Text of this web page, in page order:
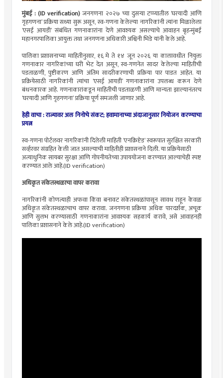
मुंबई : (ID verification)जनगणना २०२७ च्या दुसऱ्या टप्प्यातील ‘घरयादी आणि
गृहगणना’ प्रक्रिया सध्या सुरू असून, स्व-गणना केलेल्या नागरिकांनी त्यांना मिळालेला
‘एसई आयडी’ संबंधित गणनाकारांना देणे आवश्यक असल्याचे आवाहन बृहन्मुंबई
महानगरपालिका आयुक्त तथा जनगणना अधिकारी अश्विनी भिडे यांनी केले आहे.
पालिका प्रशासनाच्या माहितीनुसार, १६ मे ते १४ जून २०२६ या कालावधीत नियुक्त
गणनाकार नागरिकांच्या घरी भेट देत असून, स्व-गणनेत सादर केलेल्या माहितीची
पडताळणी, पुष्टीकरण आणि अंतिम सादरीकरणाची प्रक्रिया पार पाडत आहेत. या
प्रक्रियेसाठी नागरिकांनी त्यांचा ‘एसई आयडी’ गणनाकारांना उपलब्ध करून देणे
बंधनकारक आहे. गणनाकारांकडून माहितीची पडताळणी आणि मान्यता झाल्यानंतरच
‘घरयादी आणि गृहगणना’ प्रक्रिया पूर्ण समजली जाणार आहे.
हेही वाचा : राज्यावर अल निनोचे संकट; हवामानाच्या अंदाजानुसार नियोजन करण्याचा
प्रयत्न
स्व-गणना पोर्टलवर नागरिकांनी दिलेली माहिती ‘एनक्रिप्टेड’ स्वरूपात सुरक्षित सरकारी
सर्व्हरवर संग्रहित केली जात असल्याची माहितीही प्रशासनाने दिली. या प्रक्रियेसाठी
अत्याधुनिक सायबर सुरक्षा आणि गोपनीयतेच्या उपाययोजना करण्यात आल्याचेही स्पष्ट
करण्यात आले आहे.(ID verification)
अधिकृत संकेतस्थळाचा वापर करावा
नागरिकांनी कोणत्याही अफवा किंवा बनावट संकेतस्थळांपासून सावध राहून केवळ
अधिकृत संकेतस्थळाचाच वापर करावा. जनगणना प्रक्रिया अधिक पारदर्शक, अचूक
आणि सुलभ करण्यासाठी गणनाकारांना आवश्यक सहकार्य करावे, असे आवाहनही
पालिका प्रशासनाने केले आहे.(ID verification)